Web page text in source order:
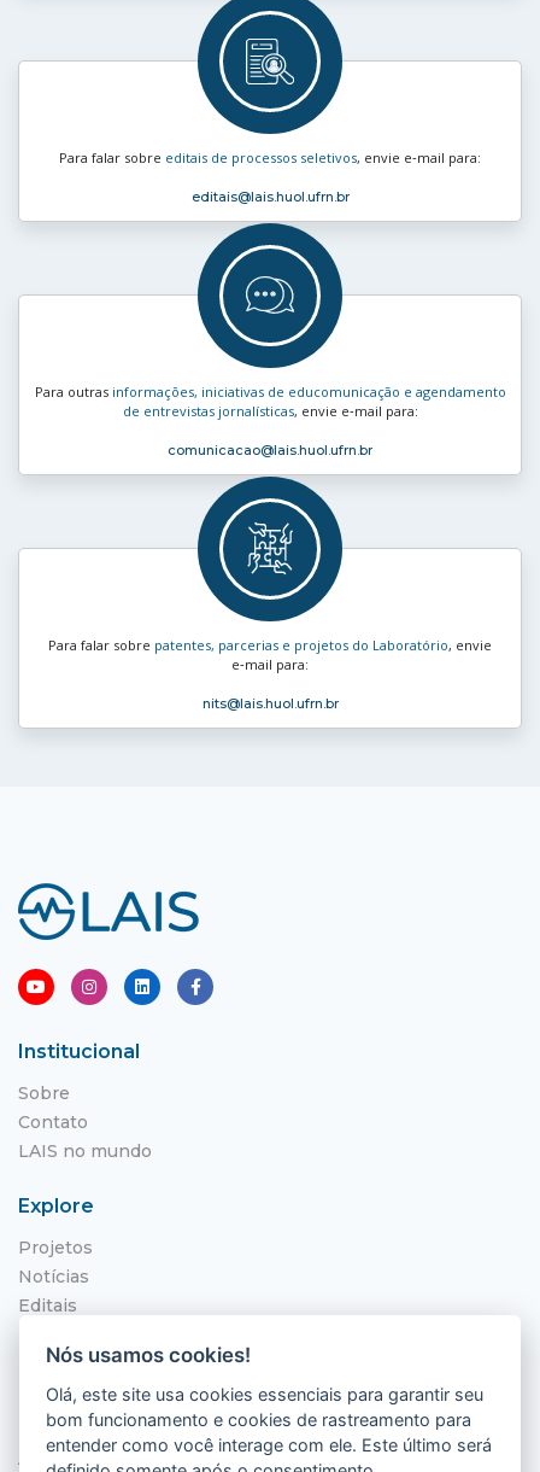
Para falar sobre editais de processos seletivos, envie e‑mail para:
editais@lais.huol.ufrn.br
Para outras informações, iniciativas de educomunicação e agendamento
de entrevistas jornalísticas, envie e‑mail para:
comunicacao@lais.huol.ufrn.br
Para falar sobre patentes, parcerias e projetos do Laboratório, envie
e‑mail para:
nits@lais.huol.ufrn.br
Institucional
Sobre
Contato
LAIS no mundo
Explore
Projetos
Notícias
Editais
Localização
Hospital Universitário Onofre Lopes - HUOL
Av. Nilo Peçanha, 620 - Petrópolis
Nós usamos cookies!
Olá, este site usa cookies essenciais para garantir seu
bom funcionamento e cookies de rastreamento para
entender como você interage com ele. Este último será